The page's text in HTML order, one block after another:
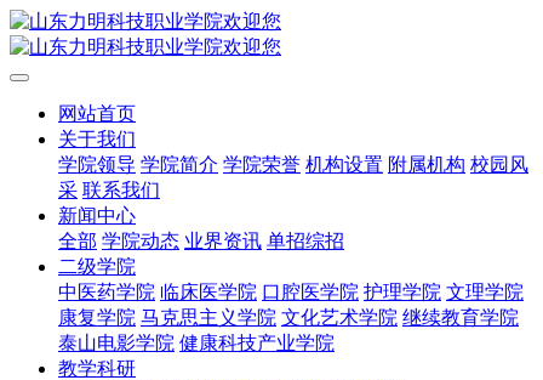
网站首页
关于我们
学院领导 学院简介 学院荣誉 机构设置 附属机构 校园风
采 联系我们
新闻中心
全部 学院动态 业界资讯 单招综招
二级学院
中医药学院 临床医学院 口腔医学院 护理学院 文理学院
康复学院 马克思主义学院 文化艺术学院 继续教育学院
泰山电影学院 健康科技产业学院
教学科研